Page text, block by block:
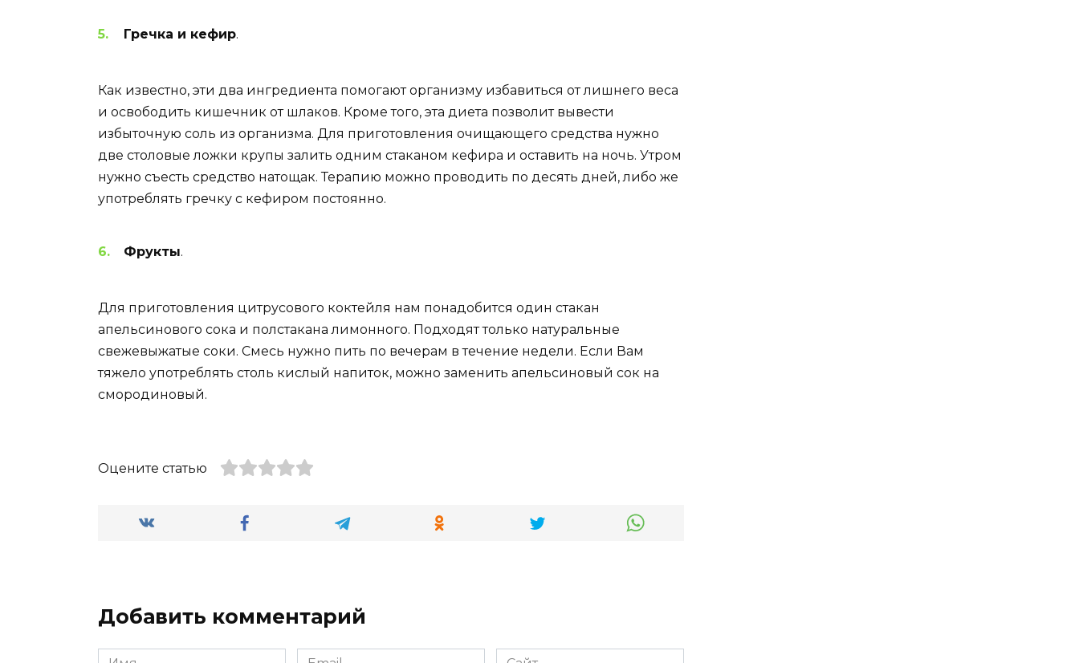
Гречка и кефир.
Как известно, эти два ингредиента помогают организму избавиться от лишнего веса
и освободить кишечник от шлаков. Кроме того, эта диета позволит вывести
избыточную соль из организма. Для приготовления очищающего средства нужно
две столовые ложки крупы залить одним стаканом кефира и оставить на ночь. Утром
нужно съесть средство натощак. Терапию можно проводить по десять дней, либо же
употреблять гречку с кефиром постоянно.
Фрукты.
Для приготовления цитрусового коктейля нам понадобится один стакан
апельсинового сока и полстакана лимонного. Подходят только натуральные
свежевыжатые соки. Смесь нужно пить по вечерам в течение недели. Если Вам
тяжело употреблять столь кислый напиток, можно заменить апельсиновый сок на
смородиновый.
Оцените статью
Добавить комментарий
Имя Email Сайт